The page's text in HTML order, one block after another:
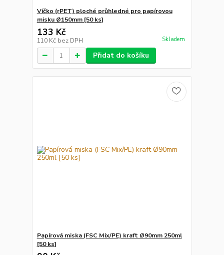
Víčko (rPET) ploché průhledné pro papírovou
misku Ø150mm [50 ks]
133 Kč
110 Kč bez DPH Skladem
Přidat do košíku
Papírová miska (FSC Mix/PE) kraft Ø90mm 250ml
[50 ks]